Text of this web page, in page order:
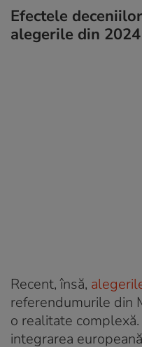
Efectele
alegerile din 2024
Recent, însă,
referendumurile din
o realitate
integrarea